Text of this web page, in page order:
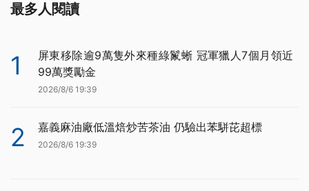
最多人閱讀
1
屏東移除逾9萬隻外來種綠鬣蜥 冠軍獵人7個月領近
99萬獎勵金
2026/8/6 19:39
2 嘉義麻油廠低溫焙炒苦茶油 仍驗出苯駢芘超標
2026/8/6 19:39